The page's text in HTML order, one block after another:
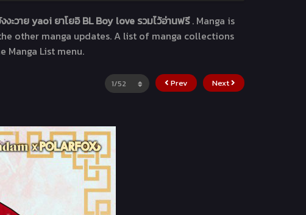
ะวาย yaoi ยาโยอิ BL Boy love รวมไว้อ่านฟรี. Manga is
other manga updates. A list of manga collections
Manga List menu.
Prev Next